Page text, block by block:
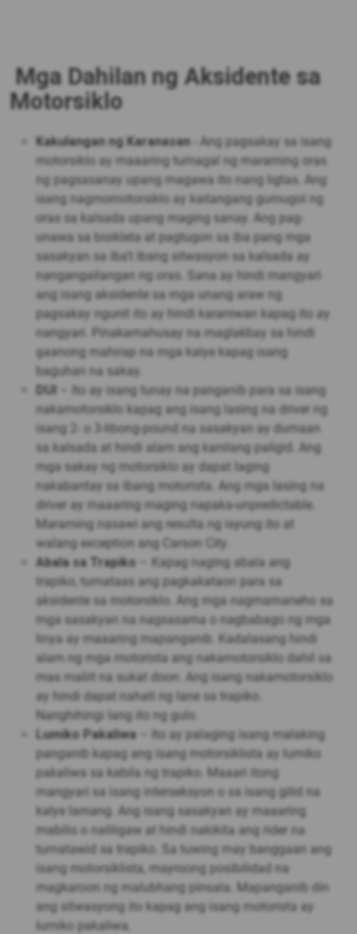
Mga Dahilan ng Aksidente sa
Motorsiklo
Kakulangan ng Karanasan- Ang pagsakay sa isang
motorsiklo ay maaaring tumagal ng maraming oras
ng pagsasanay upang magawa ito nang ligtas. Ang
isang nagmomotorsiklo ay kailangang gumugol ng
oras sa kalsada upang maging sanay. Ang pag-
unawa sa bisikleta at pagtugon sa iba pang mga
sasakyan sa iba't ibang sitwasyon sa kalsada ay
nangangailangan ng oras. Sana ay hindi mangyari
ang isang aksidente sa mga unang araw ng
pagsakay ngunit ito ay hindi karaniwan kapag ito ay
nangyari. Pinakamahusay na maglakbay sa hindi
gaanong mahirap na mga kalye kapag isang
baguhan na sakay.
DUI – Ito ay isang tunay na panganib para sa isang
nakamotorsiklo kapag ang isang lasing na driver ng
isang 2- o 3-libong-pound na sasakyan ay dumaan
sa kalsada at hindi alam ang kanilang paligid. Ang
mga sakay ng motorsiklo ay dapat laging
nakabantay sa ibang motorista. Ang mga lasing na
driver ay maaaring maging napaka-unpredictable.
Maraming nasawi ang resulta ng isyung ito at
walang exception ang Carson City.
Abala sa Trapiko – Kapag naging abala ang
trapiko, tumataas ang pagkakataon para sa
aksidente sa motorsiklo. Ang mga nagmamaneho sa
mga sasakyan na nagsasama o nagbabago ng mga
linya ay maaaring mapanganib. Kadalasang hindi
alam ng mga motorista ang nakamotorsiklo dahil sa
mas maliit na sukat doon. Ang isang nakamotorsiklo
ay hindi dapat nahati ng lane sa trapiko.
Nanghihingi lang ito ng gulo.
Lumiko Pakaliwa – Ito ay palaging isang malaking
panganib kapag ang isang motorsiklista ay lumiko
pakaliwa sa kabila ng trapiko. Maaari itong
mangyari sa isang interseksyon o sa isang gilid na
kalye lamang. Ang isang sasakyan ay maaaring
mabilis o naliligaw at hindi nakikita ang rider na
tumatawid sa trapiko. Sa tuwing may banggaan ang
isang motorsiklista, mayroong posibilidad na
magkaroon ng malubhang pinsala. Mapanganib din
ang sitwasyong ito kapag ang isang motorista ay
lumiko pakaliwa.